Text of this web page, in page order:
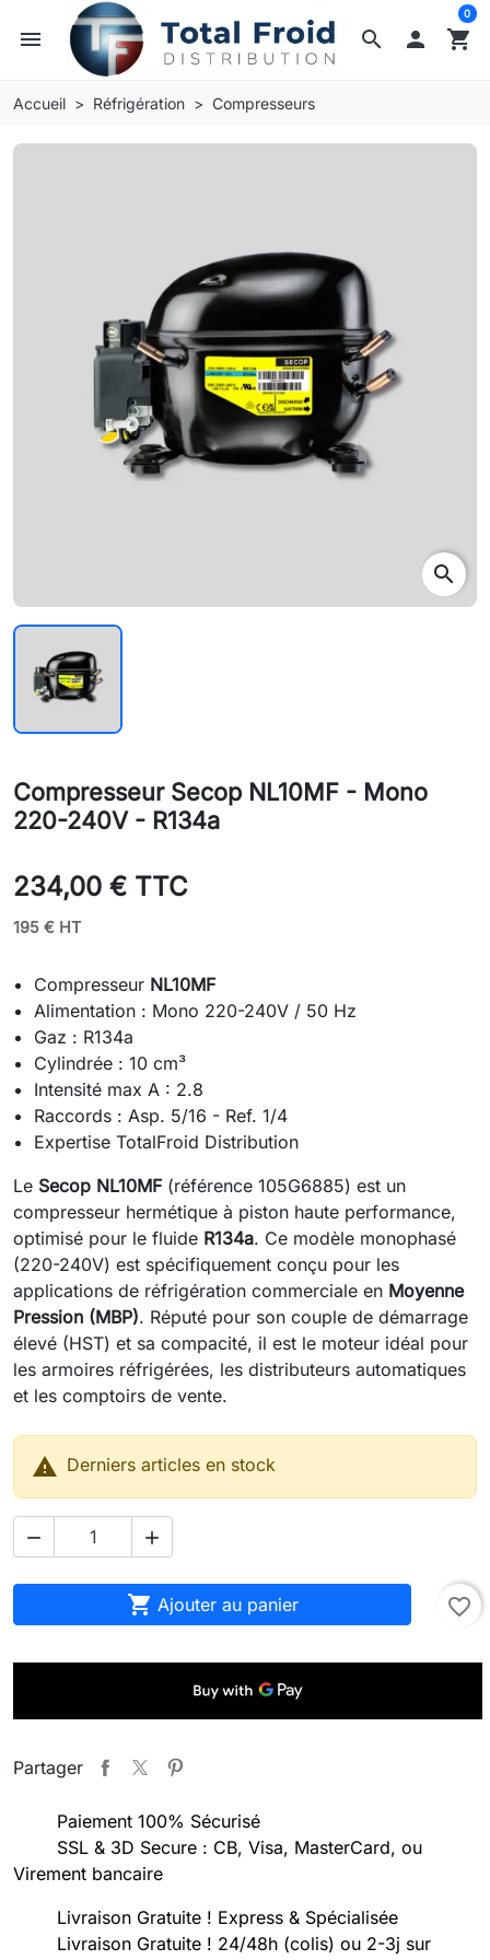
search
menu  shopping_cart
0
Accueil Réfrigération Compresseurs
search
Compresseur Secop NL10MF - Mono
220-240V - R134a
234,00 € TTC
195 € HT
Compresseur NL10MF
Alimentation : Mono 220-240V / 50 Hz
Gaz : R134a
Cylindrée : 10 cm³
Intensité max A : 2.8
Raccords : Asp. 5/16 - Ref. 1/4
Expertise TotalFroid Distribution
Le Secop NL10MF(référence 105G6885) est un
compresseur hermétique à piston haute performance,
optimisé pour le fluide R134a. Ce modèle monophasé
(220-240V) est spécifiquement conçu pour les
applications de réfrigération commerciale en Moyenne
Pression (MBP). Réputé pour son couple de démarrage
élevé (HST) et sa compacité, il est le moteur idéal pour
les armoires réfrigérées, les distributeurs automatiques
et les comptoirs de vente.
 Derniers articles en stock
 
 Ajouter au panier favorite_border
Partager
Paiement 100% Sécurisé
SSL & 3D Secure : CB, Visa, MasterCard, ou
Virement bancaire
Livraison Gratuite ! Express & Spécialisée
Livraison Gratuite ! 24/48h (colis) ou 2-3j sur